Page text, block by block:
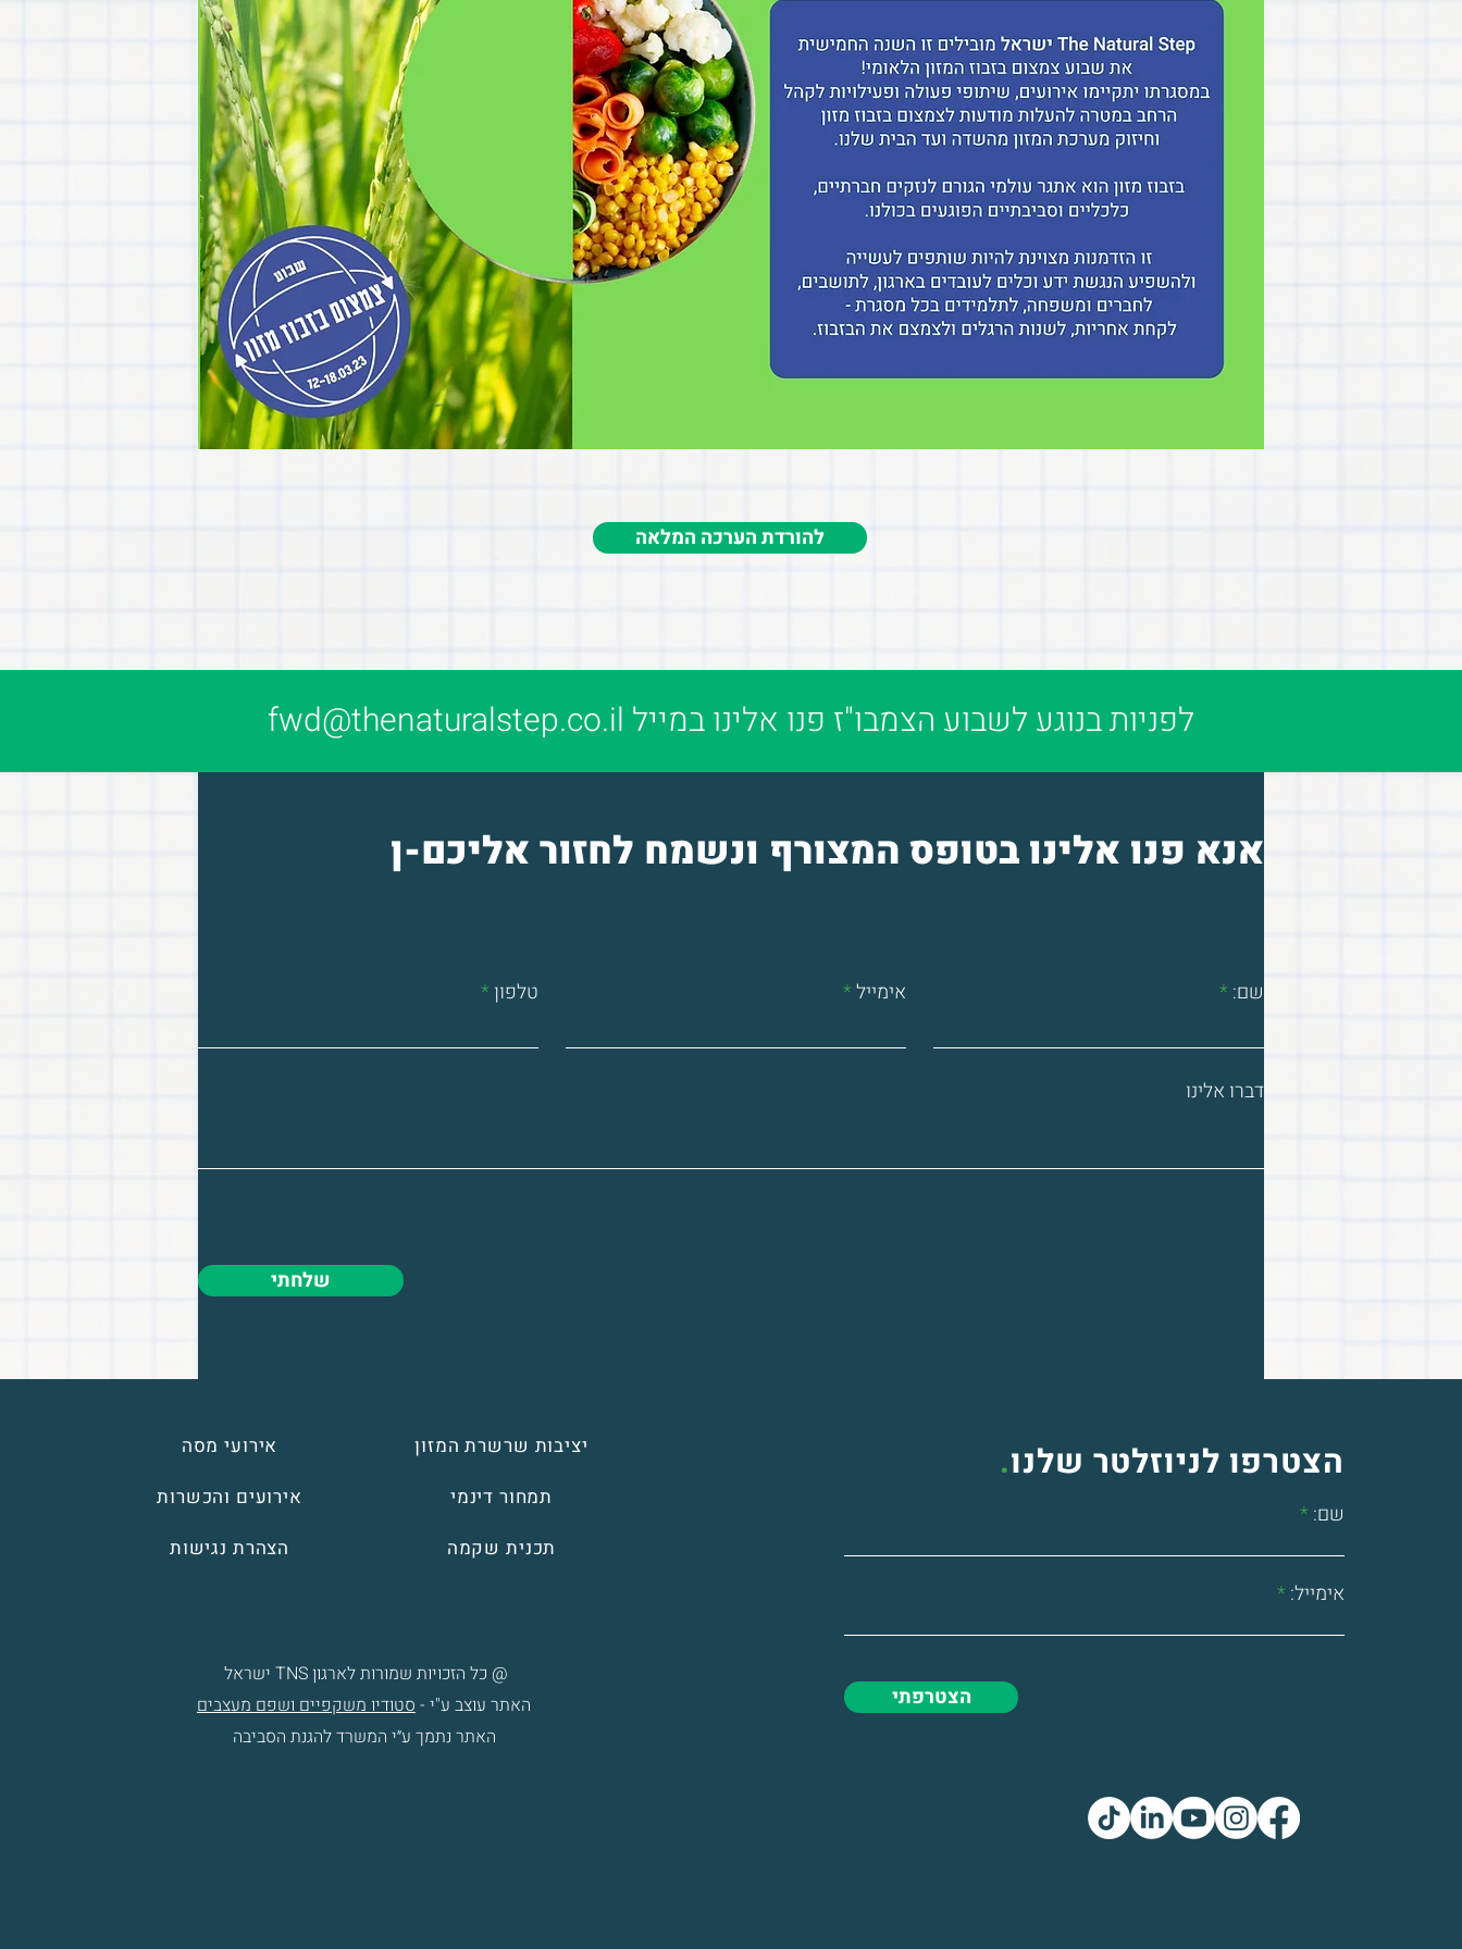
להורדת הערכה המלאה
לפניות בנוגע לשבוע הצמבו"ז פנו אלינו במייל fwd@thenaturalstep.co.il
אנא פנו אלינו בטופס המצורף ונשמח לחזור אליכם-ן
טלפון אימייל שם:
דברו אלינו
שלחתי
אירועי מסה
אירועים והכשרות
הצהרת נגישות
יציבות שרשרת המזון
תמחור דינמי
תכנית שקמה
@ כל הזכויות שמורות לארגון TNS ישראל
האתר עוצב ע"י -סטודיו משקפיים ושפם מעצבים
האתר נתמך ע״י המשרד להגנת הסביבה
הצטרפו לניוזלטר שלנו.
שם:
אימייל:
הצטרפתי